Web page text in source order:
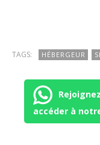
TAGS: HÉBERGEUR
accéder à